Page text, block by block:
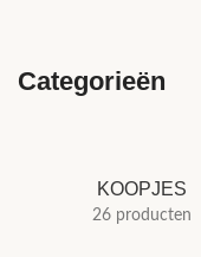
Categorieën
KOOPJES
26 producten